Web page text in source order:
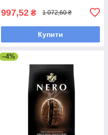
997,52 ₴ 1 072,60 ₴
Купити
–4%